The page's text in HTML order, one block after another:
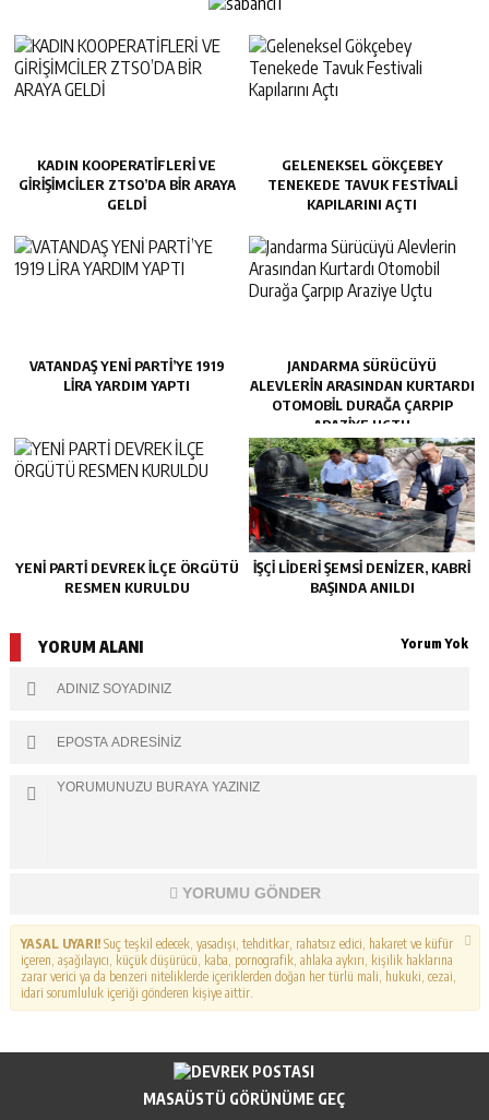
KADIN KOOPERATİFLERİ VE
GİRİŞİMCİLER ZTSO’DA BİR ARAYA
GELDİ
GELENEKSEL GÖKÇEBEY
TENEKEDE TAVUK FESTIVALI
KAPILARINI AÇTI
VATANDAŞ YENİ PARTİ’YE 1919
LİRA YARDIM YAPTI
JANDARMA SÜRÜCÜYÜ
ALEVLERIN ARASINDAN KURTARDI
OTOMOBIL DURAĞA ÇARPIP
ARAZIYE UÇTU
YENİ PARTİ DEVREK İLÇE ÖRGÜTÜ
RESMEN KURULDU
İŞÇİ LİDERİ ŞEMSİ DENİZER, KABRİ
BAŞINDA ANILDI
YORUM ALANI Yorum Yok
YORUMU GÖNDER
YASAL UYARI!Suç teşkil edecek, yasadışı, tehditkar, rahatsız edici, hakaret ve küfür
içeren, aşağılayıcı, küçük düşürücü, kaba, pornografik, ahlaka aykırı, kişilik haklarına
zarar verici ya da benzeri niteliklerde içeriklerden doğan her türlü mali, hukuki, cezai,
idari sorumluluk içeriği gönderen kişiye aittir.
MASAÜSTÜ GÖRÜNÜME GEÇ